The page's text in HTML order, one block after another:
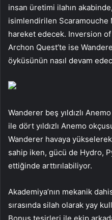
insan üretimi ilahın
isimlendirilen Scaramouche
hareket edecek. Inversion
Archon Quest’te ise
öyküsünün nasıl devam
Wanderer beş yıldızlı
ile dört yıldızlı Anemo
Wanderer havaya
sahip iken, gücü de Hydro,
ettiğinde arttırılabiliyor.
Akademiya’nın mekanik
sırasında silah olarak yay